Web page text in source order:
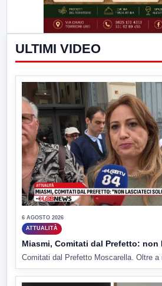
ULTIMI VIDEO
6 AGOSTO 2026
ATTUALITÀ
Miasmi, Comitati dal Prefetto:
Comitati dal Prefetto Moscarella. Oltre a